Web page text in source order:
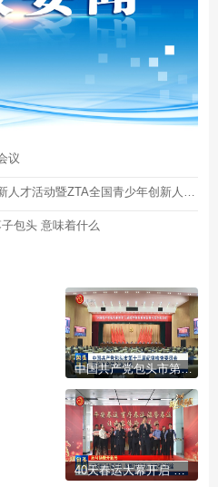
议
包头 意味着什么
中国共产党包头市第十三届纪律检查委员会第六次全体会议公报
40天春运大幕开启 多部门齐发力 护航平安旅途